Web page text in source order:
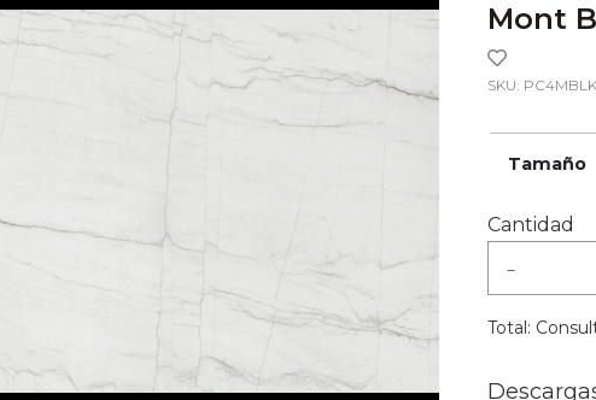
Mont
SKU:
Tamaño
Cantidad
-
Total: